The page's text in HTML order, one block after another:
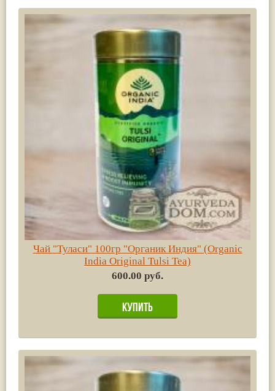
Чай "Туласи" 100гр "Органик Индия" (Organic
India Original Tulsi Tea)
600.00 руб.